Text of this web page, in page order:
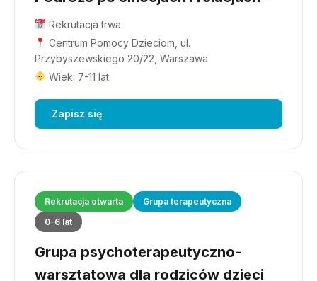
Rekrutacja trwa
Centrum Pomocy Dzieciom, ul.
Przybyszewskiego 20/22, Warszawa
Wiek: 7-11 lat
Zapisz się
Rekrutacja otwarta
Grupa terapeutyczna
0-6 lat
Grupa psychoterapeutyczno-
warsztatowa dla rodziców dzieci